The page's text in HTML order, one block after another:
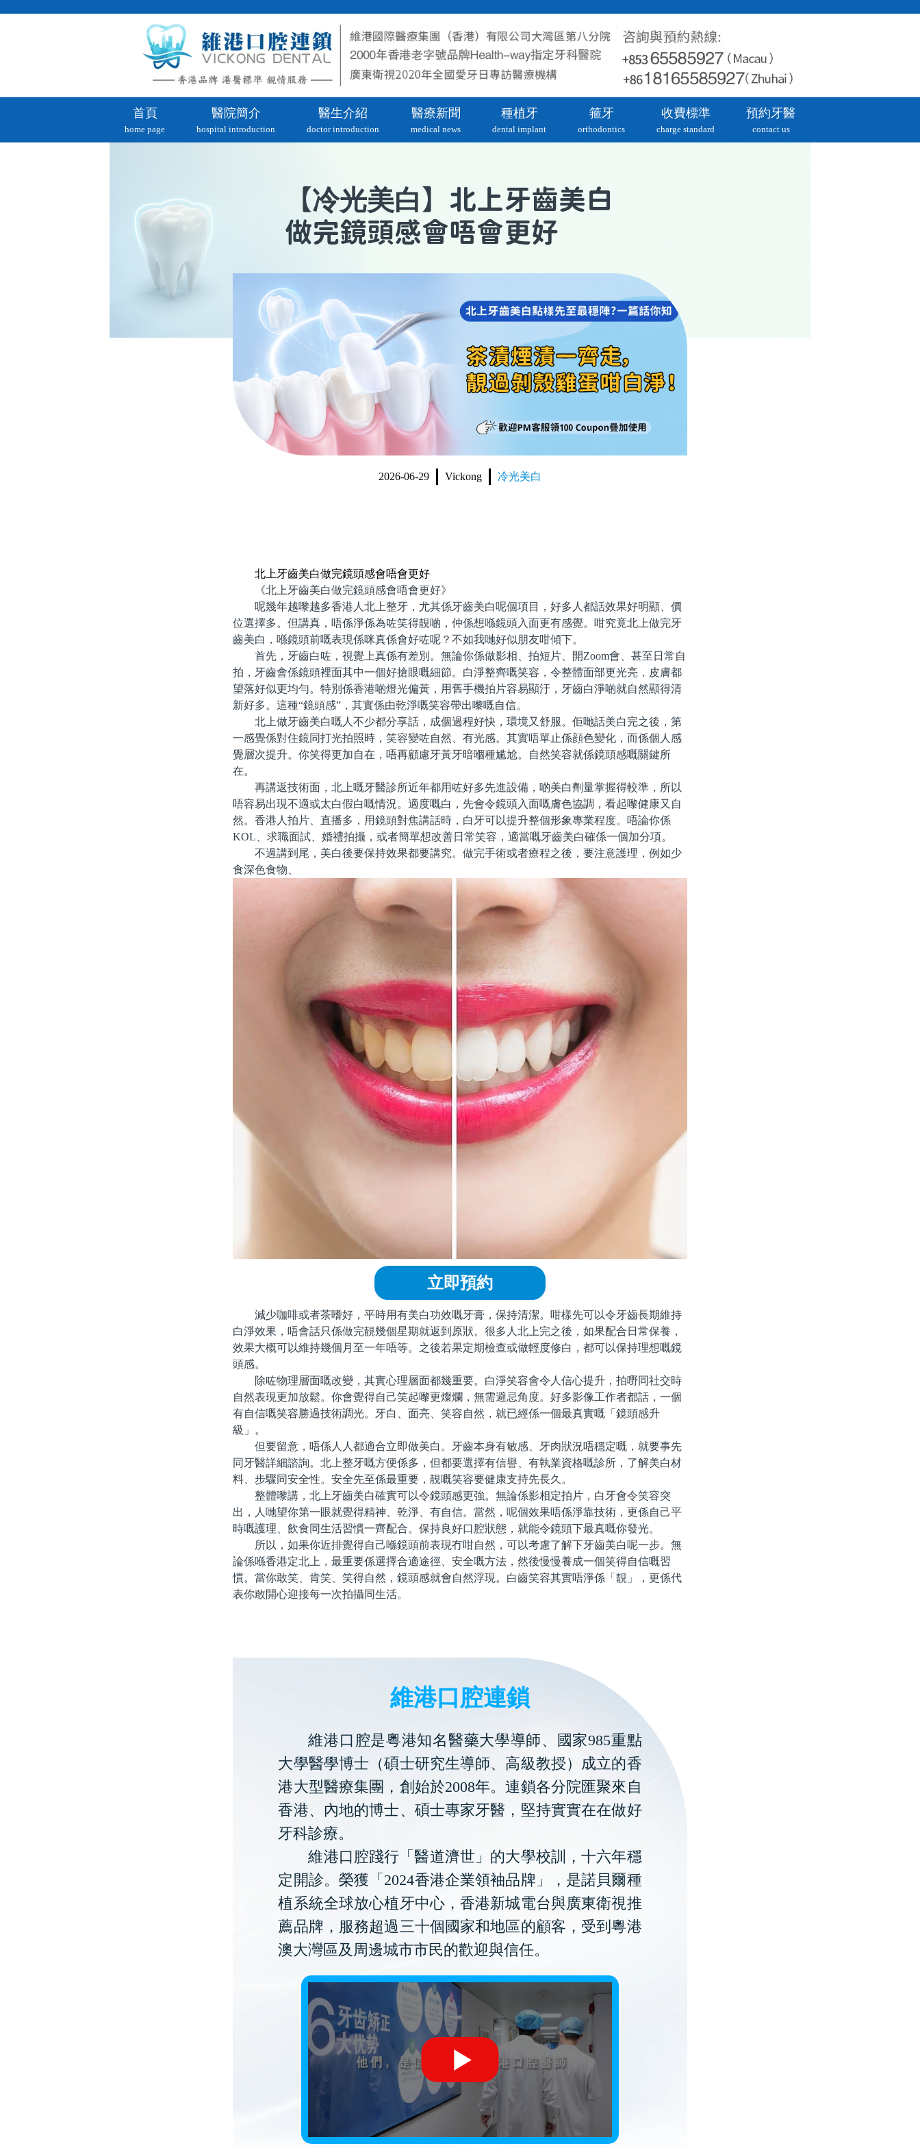
首頁
home page
醫院簡介
hospital introduction
醫生介紹
doctor introduction
醫療新聞
medical news
種植牙
dental implant
箍牙
orthodontics
收費標準
charge standard
預約牙醫
contact us
【冷光美白 】北上牙齒美白
做完鏡頭感會唔會更好
2026-06-29 Vickong 冷光美白
北上牙齒美白做完鏡頭感會唔會更好
《北上牙齒美白做完鏡頭感會唔會更好》
呢幾年越嚟越多香港人北上整牙，尤其係牙齒美白呢個項目，好多人都話效果好明顯、價
位選擇多。但講真，唔係淨係為咗笑得靚啲，仲係想喺鏡頭入面更有感覺。咁究竟北上做完牙
齒美白，喺鏡頭前嘅表現係咪真係會好咗呢？不如我哋好似朋友咁傾下。
首先，牙齒白咗，視覺上真係有差別。無論你係做影相、拍短片、開Zoom會、甚至日常自
拍，牙齒會係鏡頭裡面其中一個好搶眼嘅細節。白淨整齊嘅笑容，令整體面部更光亮，皮膚都
望落好似更均勻。特別係香港啲燈光偏黃，用舊手機拍片容易顯汙，牙齒白淨啲就自然顯得清
新好多。這種“鏡頭感”，其實係由乾淨嘅笑容帶出嚟嘅自信。
北上做牙齒美白嘅人不少都分享話，成個過程好快，環境又舒服。佢哋話美白完之後，第
一感覺係對住鏡同打光拍照時，笑容變咗自然、有光感。其實唔單止係顔色變化，而係個人感
覺層次提升。你笑得更加自在，唔再顧慮牙黃牙暗嗰種尴尬。自然笑容就係鏡頭感嘅關鍵所
在。
再講返技術面，北上嘅牙醫診所近年都用咗好多先進設備，啲美白劑量掌握得較準，所以
唔容易出現不適或太白假白嘅情況。適度嘅白，先會令鏡頭入面嘅膚色協調，看起嚟健康又自
然。香港人拍片、直播多，用鏡頭對焦講話時，白牙可以提升整個形象專業程度。唔論你係
KOL、求職面試、婚禮拍攝，或者簡單想改善日常笑容，適當嘅牙齒美白確係一個加分項。
不過講到尾，美白後要保持效果都要講究。做完手術或者療程之後，要注意護理，例如少
食深色食物、
立即預約
減少咖啡或者茶嗜好，平時用有美白功效嘅牙膏，保持清潔。咁樣先可以令牙齒長期維持
白淨效果，唔會話只係做完靚幾個星期就返到原狀。很多人北上完之後，如果配合日常保養，
效果大概可以維持幾個月至一年唔等。之後若果定期檢查或做輕度修白，都可以保持理想嘅鏡
頭感。
除咗物理層面嘅改變，其實心理層面都幾重要。白淨笑容會令人信心提升，拍嘢同社交時
自然表現更加放鬆。你會覺得自己笑起嚟更燦爛，無需避忌角度。好多影像工作者都話，一個
有自信嘅笑容勝過技術調光。牙白、面亮、笑容自然，就已經係一個最真實嘅「鏡頭感升
級」。
但要留意，唔係人人都適合立即做美白。牙齒本身有敏感、牙肉狀況唔穩定嘅，就要事先
同牙醫詳細諮詢。北上整牙嘅方便係多，但都要選擇有信譽、有執業資格嘅診所，了解美白材
料、步驟同安全性。安全先至係最重要，靚嘅笑容要健康支持先長久。
整體嚟講，北上牙齒美白確實可以令鏡頭感更強。無論係影相定拍片，白牙會令笑容突
出，人哋望你第一眼就覺得精神、乾淨、有自信。當然，呢個效果唔係淨靠技術，更係自己平
時嘅護理、飲食同生活習慣一齊配合。保持良好口腔狀態，就能令鏡頭下最真嘅你發光。
所以，如果你近排覺得自己喺鏡頭前表現冇咁自然，可以考慮了解下牙齒美白呢一步。無
論係喺香港定北上，最重要係選擇合適途徑、安全嘅方法，然後慢慢養成一個笑得自信嘅習
慣。當你敢笑、肯笑、笑得自然，鏡頭感就會自然浮現。白齒笑容其實唔淨係「靚」，更係代
表你敢開心迎接每一次拍攝同生活。
維港口腔連鎖
維港口腔是粵港知名醫藥大學導師、國家985重點
大學醫學博士（碩士研究生導師、高級教授）成立的香
港大型醫療集團，創始於2008年。連鎖各分院匯聚來自
香港、內地的博士、碩士專家牙醫，堅持實實在在做好
牙科診療。
維港口腔踐行「醫道濟世」的大學校訓，十六年穩
定開診。榮獲「2024香港企業領袖品牌」，是諾貝爾種
植系統全球放心植牙中心，香港新城電台與廣東衛視推
薦品牌，服務超過三十個國家和地區的顧客，受到粵港
澳大灣區及周邊城市市民的歡迎與信任。